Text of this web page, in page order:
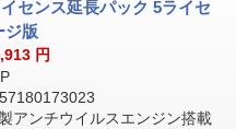
センス延長パック 5ライセ
ジ版
円
アンチウイルスエンジン搭載